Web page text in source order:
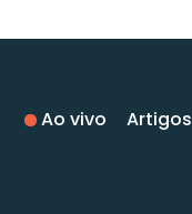
Ao vivo Artigos